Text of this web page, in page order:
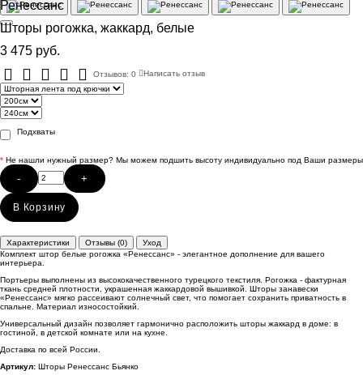
Ренессанс
Шторы рогожка, жаккард, белые
3 475 руб.
Отзывов: 0 Написать отзыв
Подхваты
* Не нашли нужный размер? Мы можем подшить высоту индивидуально под Ваши размеры
- +
В Корзину
Характеристики Отзывы (0)
Уход
Комплект штор белые рогожка «Ренессанс» - элегантное дополнение для вашего
интерьера.
Портьеры выполнены из высококачественного турецкого текстиля. Рогожка - фактурная
ткань средней плотности, украшенная жаккардовой вышивкой. Шторы занавески
«Ренессанс» мягко рассеивают солнечный свет, что помогает сохранить приватность в
спальне. Материал износостойкий.
Универсальный дизайн позволяет гармонично расположить шторы жаккард в доме: в
гостиной, в детской комнате или на кухне.
Доставка по всей России.
Артикул: Шторы Ренессанс Бьянко